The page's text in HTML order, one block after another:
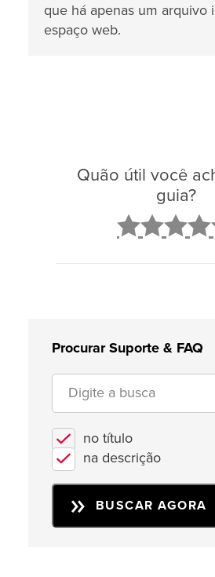
que há apenas um arquivo
espaço web.
Quão útil você
guia?
Procurar Suporte & FAQ
no título
na descrição
BUSCAR AGORA